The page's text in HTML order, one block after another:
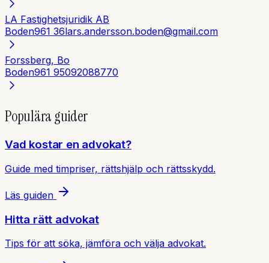
LA Fastighetsjuridik AB
Boden961 36lars.andersson.boden@gmail.com
Forssberg, Bo
Boden961 95092088770
Populära guider
Vad kostar en advokat?
Guide med timpriser, rättshjälp och rättsskydd.
Läs guiden
Hitta rätt advokat
Tips för att söka, jämföra och välja advokat.